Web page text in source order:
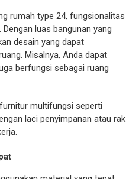
rumah type 24, fungsionalitas
luas bangunan yang
desain yang dapat
Misalnya, Anda dapat
berfungsi sebagai ruang
multifungsi seperti
laci penyimpanan atau rak